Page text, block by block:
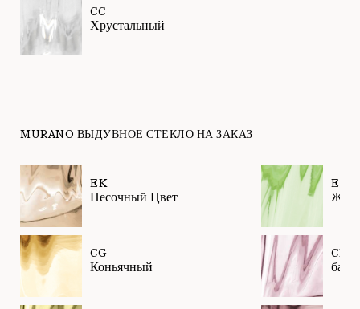
CC
Хрустальный
MURANO ВЫДУВНОЕ СТЕКЛО НА ЗАКАЗ
EK
Песочный Цвет
CG
Коньячный
EL
CK